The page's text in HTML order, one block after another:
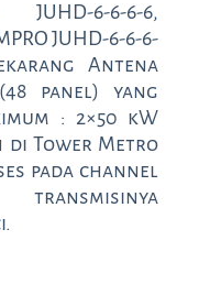
6-6-6-6,
JUHD-6-6-6-
Antena
(48 panel) yang
: 2×50 kW
di Tower Metro
pada channel